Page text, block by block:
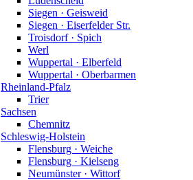
Siegen · Geisweid
Siegen · Eiserfelder Str.
Troisdorf · Spich
Werl
Wuppertal · Elberfeld
Wuppertal · Oberbarmen
Rheinland-Pfalz
Trier
Sachsen
Chemnitz
Schleswig-Holstein
Flensburg · Weiche
Flensburg · Kielseng
Neumünster · Wittorf